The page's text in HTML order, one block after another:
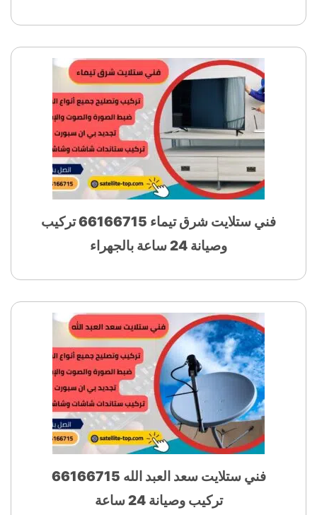
فني ستلايت شرق تيماء 66166715 تركيب
وصيانة 24 ساعة بالجهراء
فني ستلايت سعد العبد الله 66166715
تركيب وصيانة 24 ساعة